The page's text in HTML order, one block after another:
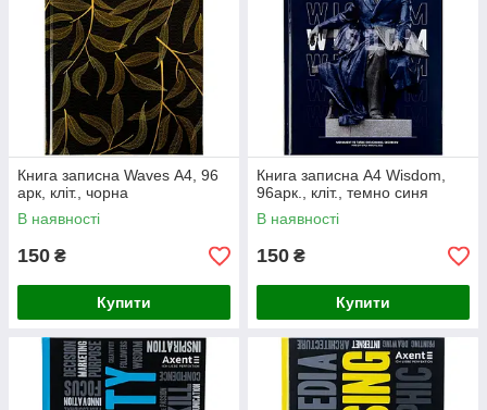
Книга записна Waves А4, 96
арк, кліт., чорна
В наявності
150 ₴
Купити
Книга записна А4 Wisdom,
96арк., кліт., темно синя
В наявності
150 ₴
Купити